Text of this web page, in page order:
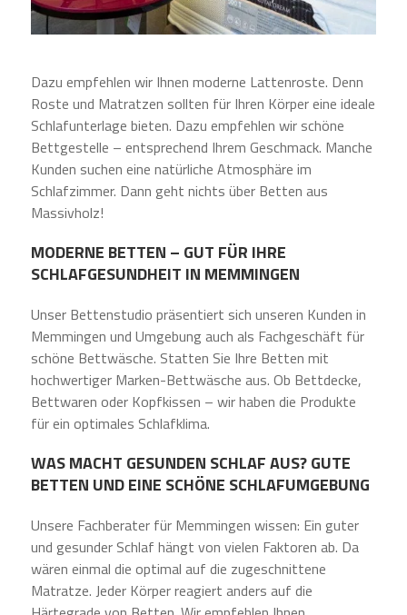
Dazu empfehlen wir Ihnen moderne Lattenroste. Denn
Roste und Matratzen sollten für Ihren Körper eine ideale
Schlafunterlage bieten. Dazu empfehlen wir schöne
Bettgestelle – entsprechend Ihrem Geschmack. Manche
Kunden suchen eine natürliche Atmosphäre im
Schlafzimmer. Dann geht nichts über Betten aus
Massivholz!
MODERNE BETTEN – GUT FÜR IHRE
SCHLAFGESUNDHEIT IN MEMMINGEN
Unser Bettenstudio präsentiert sich unseren Kunden in
Memmingen und Umgebung auch als Fachgeschäft für
schöne Bettwäsche. Statten Sie Ihre Betten mit
hochwertiger Marken-Bettwäsche aus. Ob Bettdecke,
Bettwaren oder Kopfkissen – wir haben die Produkte
für ein optimales Schlafklima.
WAS MACHT GESUNDEN SCHLAF AUS? GUTE
BETTEN UND EINE SCHÖNE SCHLAFUMGEBUNG
Unsere Fachberater für Memmingen wissen: Ein guter
und gesunder Schlaf hängt von vielen Faktoren ab. Da
wären einmal die optimal auf die zugeschnittene
Matratze. Jeder Körper reagiert anders auf die